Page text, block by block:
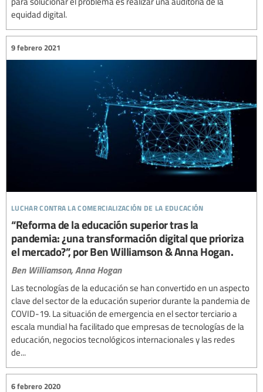
equidad digital.
luchar contra la comercialización de la educación
9 febrero 2021
“Reforma de la educación superior tras la
pandemia: ¿una transformación digital que prioriza
el mercado?”, por Ben Williamson & Anna Hogan.
Ben Williamson,Anna Hogan
Las tecnologías de la educación se han convertido en un aspecto
clave del sector de la educación superior durante la pandemia de
COVID-19. La situación de emergencia en el sector terciario a
escala mundial ha facilitado que empresas de tecnologías de la
educación, negocios tecnológicos internacionales y las redes
de...
6 febrero 2020